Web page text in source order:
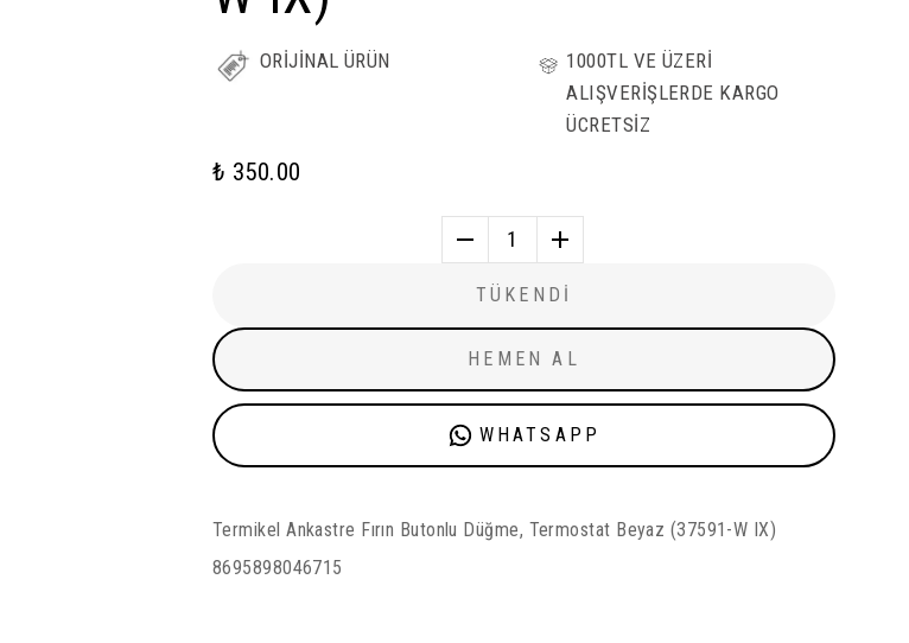
ORİJİNAL ÜRÜN
1000TL VE ÜZERİ
ALIŞVERİŞLERDE KARGO
ÜCRETSİZ
₺ 350.00
1
TÜKENDİ
HEMEN AL
WHATSAPP
Termikel Ankastre Fırın Butonlu Düğme, Termostat Beyaz (37591-W IX)
8695898046715